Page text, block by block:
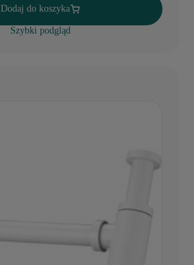
Dodaj do koszyka
Szybki podgląd